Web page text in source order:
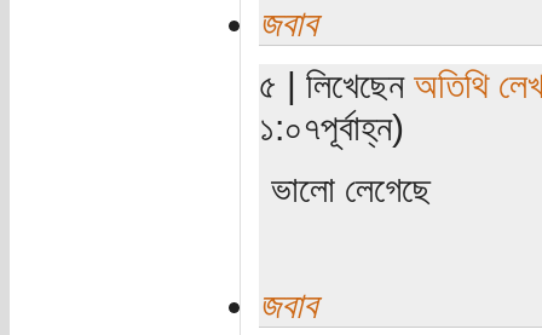
জবাব
৫ | লিখেছেন অতিথি
১:০৭পূর্বাহ্ন)
ভালো লেগেছে
জবাব